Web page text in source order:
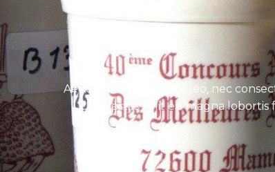
Aenean tincidunt eros leo, nec
Ut egestas velit eu magna